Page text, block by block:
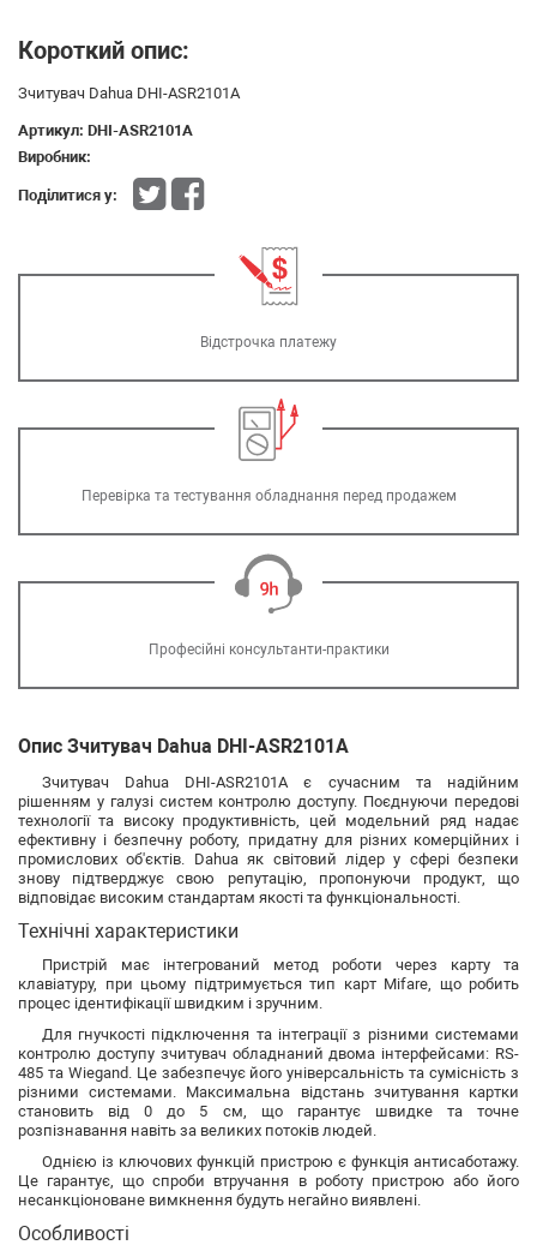
Короткий опис:
Зчитувач Dahua DHI-ASR2101A
Артикул: DHI-ASR2101A
Виробник:
Поділитися у:
Відстрочка платежу
Перевірка та тестування обладнання перед продажем
Професійні консультанти-практики
Опис Зчитувач Dahua DHI-ASR2101A
Зчитувач Dahua DHI-ASR2101A є сучасним та надійним
рішенням у галузі систем контролю доступу. Поєднуючи передові
технології та високу продуктивність, цей модельний ряд надає
ефективну і безпечну роботу, придатну для різних комерційних і
промислових об'єктів. Dahua як світовий лідер у сфері безпеки
знову підтверджує свою репутацію, пропонуючи продукт, що
відповідає високим стандартам якості та функціональності.
Технічні характеристики
Пристрій має інтегрований метод роботи через карту та
клавіатуру, при цьому підтримується тип карт Mifare, що робить
процес ідентифікації швидким і зручним.
Для гнучкості підключення та інтеграції з різними системами
контролю доступу зчитувач обладнаний двома інтерфейсами: RS-
485 та Wiegand. Це забезпечує його універсальність та сумісність з
різними системами. Максимальна відстань зчитування картки
становить від 0 до 5 см, що гарантує швидке та точне
розпізнавання навіть за великих потоків людей.
Однією із ключових функцій пристрою є функція антисаботажу.
Це гарантує, що спроби втручання в роботу пристрою або його
несанкціоноване вимкнення будуть негайно виявлені.
Особливості